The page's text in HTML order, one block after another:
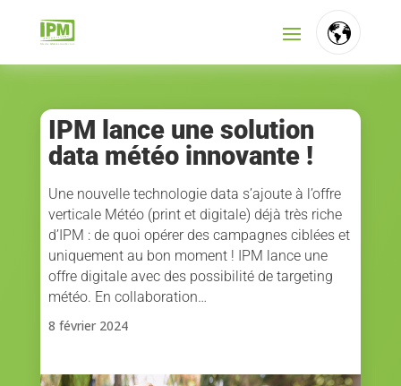
IPM lance une solution
data météo innovante !
Une nouvelle technologie data s’ajoute à l’offre
verticale Météo (print et digitale) déjà très riche
d’IPM : de quoi opérer des campagnes ciblées et
uniquement au bon moment ! IPM lance une
offre digitale avec des possibilité de targeting
météo. En collaboration…
8 février 2024